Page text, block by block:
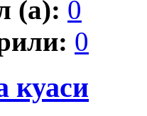
(а): 0
0
куаси